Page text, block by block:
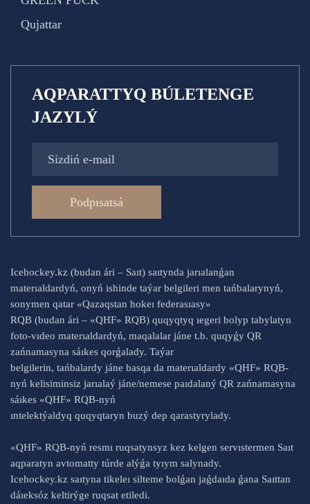
Qujattar
AQPARATTYQ BÚLETENGE
JAZYLÝ
Podpısatsá
Icehockey.kz (budan ári – Saıt) saıtynda jarıalanǵan
materıaldardyń, onyń ishinde taýar belgileri men tańbalarynyń,
sonymen qatar «Qazaqstan hokeı federasıasy»
RQB (budan ári – «QHF» RQB) quqyqtyq ıegeri bolyp tabylatyn
foto-vıdeo materıaldardyń, maqalalar jáne t.b. quqyǵy QR
zańnamasyna sáıkes qorǵalady. Taýar
belgilerin, tańbalardy jáne basqa da materıaldardy «QHF» RQB-
nyń kelisiminsiz jarıalaý jáne/nemese paıdalaný QR zańnamasyna
sáıkes «QHF» RQB-nyń
ıntelektýaldyq quqyqtaryn buzý dep qarastyrylady.
«QHF» RQB-nyń resmı ruqsatynsyz kez kelgen servıstermen Saıt
aqparatyn avtomatty túrde alýǵa tyıym salynady.
Icehockey.kz saıtyna tikeleı silteme bolǵan jaǵdaıda ǵana Saıttan
dáıeksóz keltirýge ruqsat etiledi.